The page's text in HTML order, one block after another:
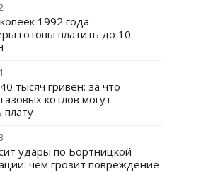
1992 года
готовы платить до 10
тысяч гривен: за что
котлов могут
плату
удары по Бортницкой
чем грозит повреждение